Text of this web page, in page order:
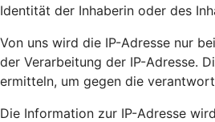
Identität der Inhaberin oder des
Von uns wird die IP-Adresse nur
der Verarbeitung der IP-Adresse.
ermitteln, um gegen die
Die Information zur IP-Adresse